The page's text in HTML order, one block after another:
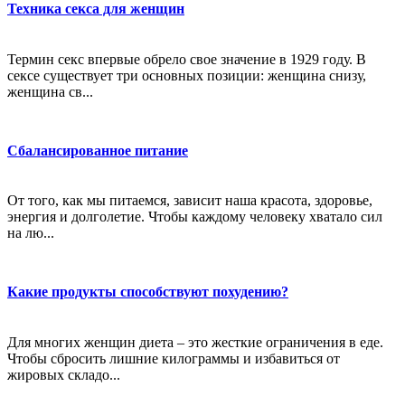
Техника секса для женщин
Термин секс впервые обрело свое значение в 1929 году. В
сексе существует три основных позиции: женщина снизу,
женщина св...
Сбалансированное питание
От того, как мы питаемся, зависит наша красота, здоровье,
энергия и долголетие. Чтобы каждому человеку хватало сил
на лю...
Какие продукты способствуют похудению?
Для многих женщин диета – это жесткие ограничения в еде.
Чтобы сбросить лишние килограммы и избавиться от
жировых складо...